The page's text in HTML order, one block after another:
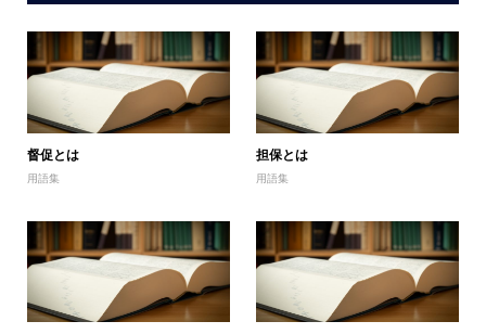
督促とは
用語集
担保とは
用語集